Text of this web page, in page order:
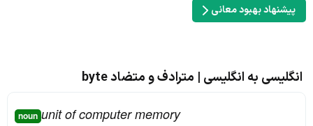
پیشنهاد بهبود معانی
انگلیسی به انگلیسی | مترادف و متضاد byte
noun unit of computer memory